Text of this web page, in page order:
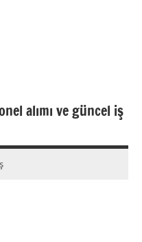
alımı ve güncel iş